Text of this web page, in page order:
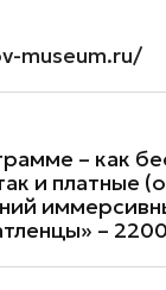
museum.ru/
– как
и платные
–